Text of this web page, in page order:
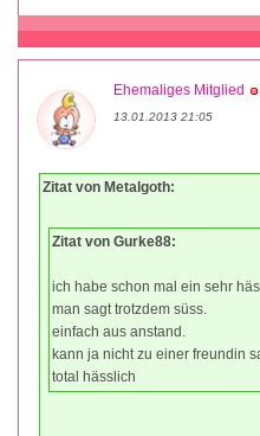
Ehemaliges Mitglied
13.01.2013 21:05
Zitat von Metalgoth:
Zitat von Gurke88:
ich habe schon mal ein sehr
man sagt trotzdem süss.
einfach aus anstand.
kann ja nicht zu einer freundin
total hässlich